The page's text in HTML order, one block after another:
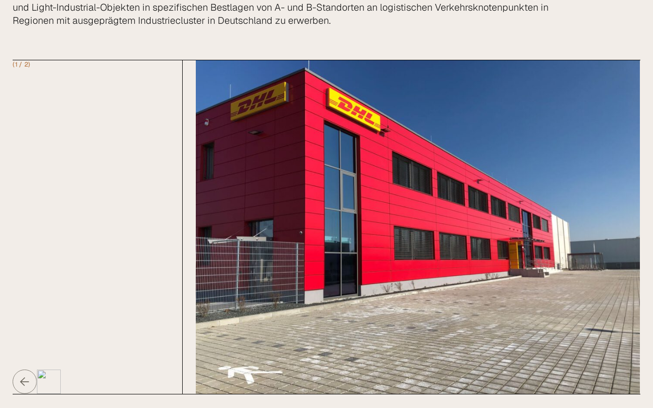
und Light-Industrial-Objekten in spezifischen Bestlagen von A- und B-Standorten an logistischen Verkehrsknotenpunkten in
Regionen mit ausgeprägtem Industriecluster in Deutschland zu erwerben.
(1 / 2)